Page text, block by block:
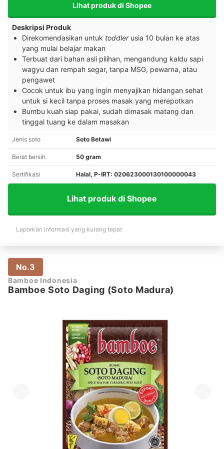
Lihat produk di Shopee
Deskripsi Produk
Direkomendasikan untuk toddlerusia 10 bulan ke atas
yang mulai belajar makan
Terbuat dari bahan asli pilihan, mengandung kaldu sapi
wagyu dan rempah segar, tanpa MSG, pewarna, atau
pengawet
Cocok untuk ibu yang ingin menyajikan hidangan sehat
untuk si kecil tanpa proses masak yang merepotkan
Bumbu kuah siap pakai, sudah dimasak matang dan
tinggal tuang ke dalam masakan
Jenis soto Soto Betawi
Berat bersih 50 gram
Sertifikasi Halal, P-IRT: 020623000130100000043
Lihat produk di Shopee
Laporkan informasi yang kurang tepat
No.3
Bamboe Indonesia
Bamboe Soto Daging (Soto Madura)